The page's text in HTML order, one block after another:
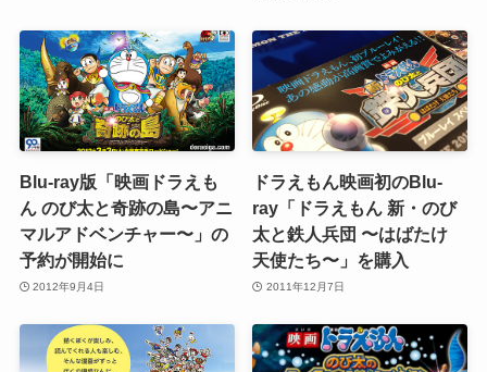
Blu-ray版「映画ドラえも
ん のび太と奇跡の島〜アニ
マルアドベンチャー〜」の
予約が開始に
2012年9月4日
ドラえもん映画初のBlu-
ray「ドラえもん 新・のび
太と鉄人兵団 〜はばたけ
天使たち〜」を購入
2011年12月7日